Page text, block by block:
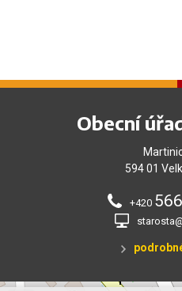
Obecní
594 01
+420